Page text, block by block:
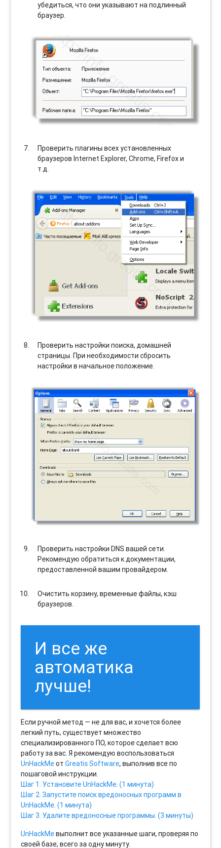
убедиться, что они указывают на подлинный
браузер.
Проверить плагины всех установленных
браузеров Internet Explorer, Chrome, Firefox и
т.д.
Проверить настройки поиска, домашней
страницы. При необходимости сбросить
настройки в начальное положение.
Проверить настройки DNS вашей сети.
Рекомендую обратиться к документации,
предоставленной вашим провайдером.
Очистить корзину, временные файлы, кэш
браузеров.
И все же
автоматика
лучше!
Если ручной метод — не для вас, и хочется более
легкий путь, существует множество
специализированного ПО, которое сделает всю
работу за вас. Я рекомендую воспользоваться
UnHackMeотGreatis Software, выполнив все по
пошаговой инструкции.
Шаг 1. Установите UnHackMe. (1 минута)
Шаг 2. Запустите поиск вредоносных программ в
UnHackMe. (1 минута)
Шаг 3. Удалите вредоносные программы. (3 минуты)
UnHackMeвыполнит все указанные шаги, проверяя по
своей базе, всего за одну минуту.